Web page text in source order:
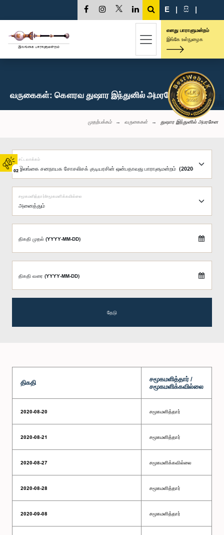
02
E | සි |
எனது பாராளுமன்றம்
இங்கே உள்நுழைக
வருகைகள்: கௌரவ துஷார இந்துனில் அமரசேன, பா.உ.
முதற்பக்கம் வருகைகள் துஷார இந்துனில் அமரசேன
சட்டவாக்கம்
சமூகமளித்தார்/சமூகமளிக்கவில்லை
திகதி முதல் (YYYY-MM-DD)
திகதி வரை (YYYY-MM-DD)
தேடு
திகதி
சமூகமளித்தார் /
சமூகமளிக்கவில்லை
2020-08-20 சமூகமளித்தார்
2020-08-21 சமூகமளித்தார்
2020-08-27 சமூகமளிக்கவில்லை
2020-08-28 சமூகமளித்தார்
2020-09-08 சமூகமளித்தார்